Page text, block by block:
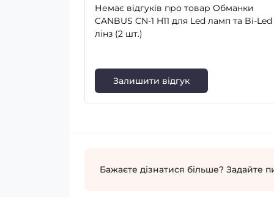
Немає відгуків про товар Обманки
CANBUS CN-1 H11 для Led ламп та Bi-Led
лінз (2 шт.)
Залишити відгук
Бажаєте дізнатися більше? Задайте